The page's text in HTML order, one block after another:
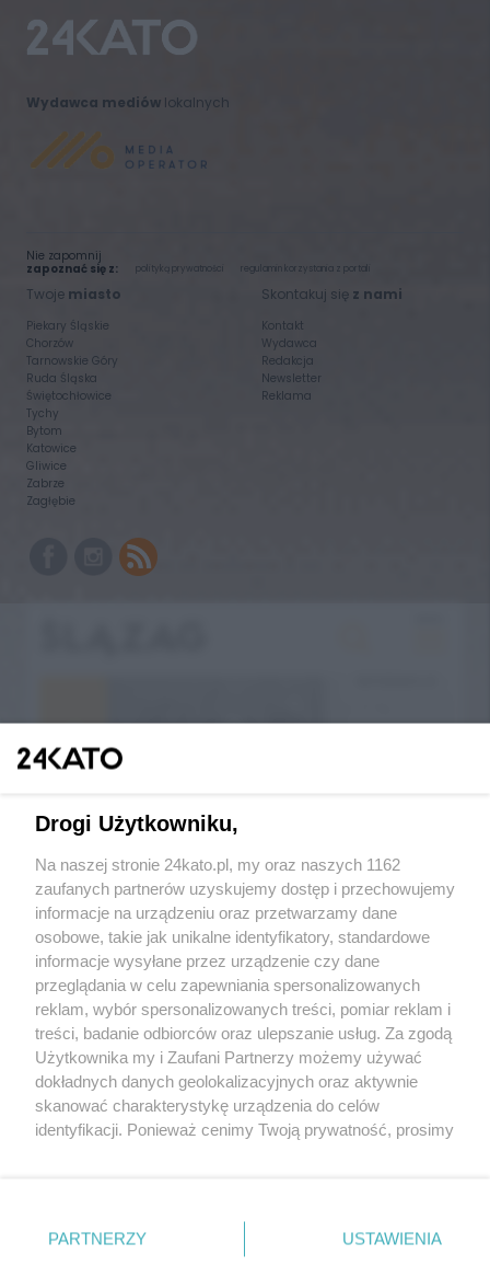
Wydawca mediówlokalnych
Nie zapomnij
zapoznać się z:
polityką prywatności regulamin korzystania z portali
Twoje miasto
Piekary Śląskie
Chorzów
Tarnowskie Góry
Ruda Śląska
Świętochłowice
Tychy
Bytom
Katowice
Gliwice
Zabrze
Zagłębie
Skontakuj się z nami
Kontakt
Wydawca
Redakcja
Newsletter
Reklama
Wróć do strony głównej
ślązag.pl
0%
Drogi Użytkowniku,
Na naszej stronie 24kato.pl, my oraz naszych 1162
zaufanych partnerów uzyskujemy dostęp i przechowujemy
informacje na urządzeniu oraz przetwarzamy dane
osobowe, takie jak unikalne identyfikatory, standardowe
informacje wysyłane przez urządzenie czy dane
przeglądania w celu zapewniania spersonalizowanych
reklam, wybór spersonalizowanych treści, pomiar reklam i
treści, badanie odbiorców oraz ulepszanie usług. Za zgodą
Użytkownika my i Zaufani Partnerzy możemy używać
dokładnych danych geolokalizacyjnych oraz aktywnie
skanować charakterystykę urządzenia do celów
identyfikacji. Ponieważ cenimy Twoją prywatność, prosimy
prywatności znajdujący się w lewym dolnym rogu strony
. Niektóre rodzaje przetwarzania danych nie wymagają
PARTNERZY USTAWIENIA